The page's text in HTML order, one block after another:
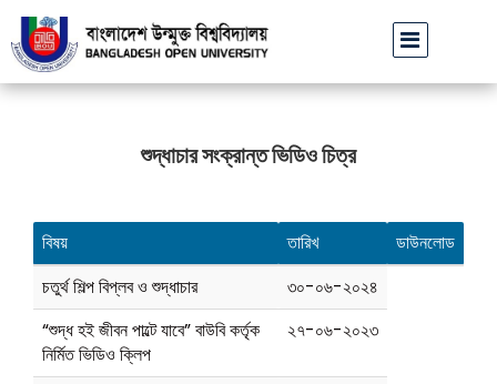
বাউবি উপাচার্যের পরিচয়ে প্রতারণার চেষ্টা: সর্বসাধারণকে সতর্ক
শুদ্ধাচার সংক্রান্ত ভিডিও চিত্র
বিষয় তারিখ
ডাউনলোড
চতুর্থ শিল্প বিপ্লব ও শুদ্ধাচার
৩০-০৬-২০২৪
“শুদ্ধ হই জীবন পাল্টে যাবে” বাউবি কর্তৃক
নির্মিত ভিডিও ক্লিপ
২৭-০৬-২০২৩